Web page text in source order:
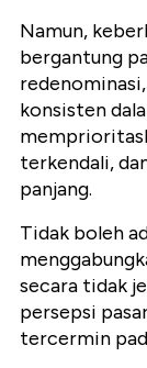
Namun,
bergantung
konsisten
terkendali,
panjang.
Tidak boleh
secara tidak
persepsi
tercermin